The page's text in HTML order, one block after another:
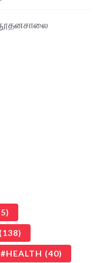
நூதனசாலை
(138)
HEALTH (40)